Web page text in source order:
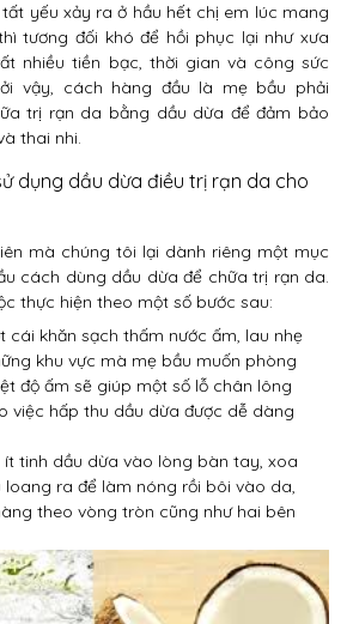
yếu xảy ra ở hầu hết chị em lúc mang
tương đối khó để hồi phục lại như xưa
nhiều tiền bạc, thời gian và công sức
vậy, cách hàng đầu là mẹ bầu phải
trị rạn da bằng dầu dừa để đảm bảo
thai nhi.
dụng dầu dừa điều trị rạn da cho
mà chúng tôi lại dành riêng một mục
cách dùng dầu dừa để chữa trị rạn da.
thực hiện theo một số bước sau:
cái khăn sạch thấm nước ấm, lau nhẹ
khu vực mà mẹ bầu muốn phòng
độ ấm sẽ giúp một số lỗ chân lông
việc hấp thu dầu dừa được dễ dàng
ít tinh dầu dừa vào lòng bàn tay, xoa
loang ra để làm nóng rồi bôi vào da,
theo vòng tròn cũng như hai bên